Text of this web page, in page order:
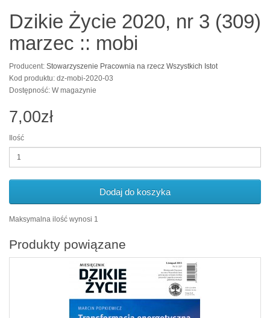
Dzikie Życie 2020, nr 3 (309)
marzec :: mobi
Producent: Stowarzyszenie Pracownia na rzecz Wszystkich Istot
Kod produktu: dz-mobi-2020-03
Dostępność: W magazynie
7,00zł
Ilość
Dodaj do koszyka
Maksymalna ilość wynosi 1
Produkty powiązane